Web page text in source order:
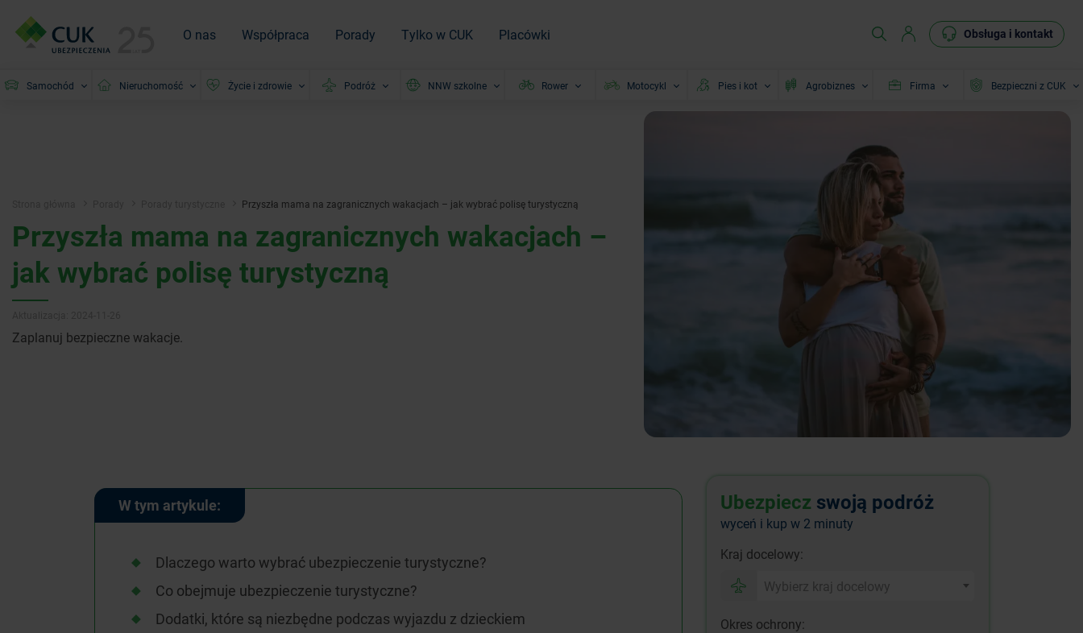
O nas Współpraca Porady Tylko w CUK Placówki Obsługa i kontakt
Samochód Nieruchomość Życie i zdrowie Podróż NNW szkolne Rower Motocykl Pies i kot Agrobiznes Firma Bezpieczni z CUK
Przyszła mama na zagranicznych wakacjach – jak wybrać polisę turystyczną
Przyszła mama na zagranicznych wakacjach –
jak wybrać polisę turystyczną
Zaplanuj bezpieczne wakacje.
W tym artykule:
Dlaczego warto wybrać ubezpieczenie turystyczne?
Co obejmuje ubezpieczenie turystyczne?
Dodatki, które są niezbędne podczas wyjazdu z dzieckiem
Ubezpiecz swoją podróż
wyceń i kup w 2 minuty
Kraj docelowy:
Wybierz kraj docelowy
Okres ochrony: